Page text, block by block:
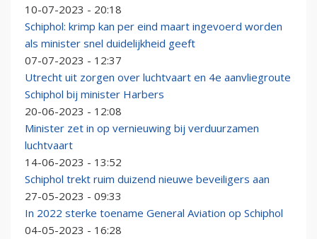
10-07-2023 - 20:18
Schiphol: krimp kan per eind maart ingevoerd worden
als minister snel duidelijkheid geeft
07-07-2023 - 12:37
Utrecht uit zorgen over luchtvaart en 4e aanvliegroute
Schiphol bij minister Harbers
20-06-2023 - 12:08
Minister zet in op vernieuwing bij verduurzamen
luchtvaart
14-06-2023 - 13:52
Schiphol trekt ruim duizend nieuwe beveiligers aan
27-05-2023 - 09:33
In 2022 sterke toename General Aviation op Schiphol
04-05-2023 - 16:28